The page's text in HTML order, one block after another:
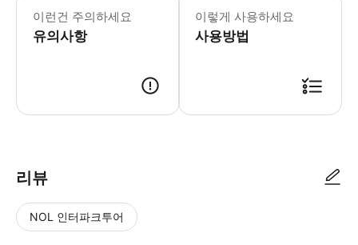
이런건 주의하세요
유의사항
이렇게 사용하세요
사용방법
리뷰
NOL 인터파크투어